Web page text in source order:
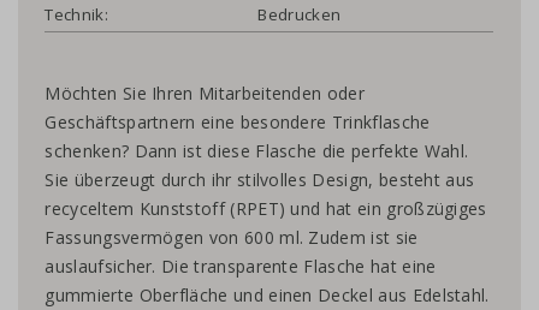
Technik:
Bedrucken
Möchten Sie Ihren Mitarbeitenden oder
Geschäftspartnern eine besondere Trinkflasche
schenken? Dann ist diese Flasche die perfekte Wahl.
Sie überzeugt durch ihr stilvolles Design, besteht aus
recyceltem Kunststoff (RPET) und hat ein großzügiges
Fassungsvermögen von 600 ml. Zudem ist sie
auslaufsicher. Die transparente Flasche hat eine
gummierte Oberfläche und einen Deckel aus Edelstahl.